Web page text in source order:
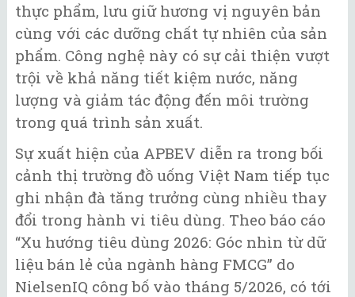
thực phẩm, lưu giữ hương vị nguyên bản
cùng với các dưỡng chất tự nhiên của sản
phẩm. Công nghệ này có sự cải thiện vượt
trội về khả năng tiết kiệm nước, năng
lượng và giảm tác động đến môi trường
trong quá trình sản xuất.
Sự xuất hiện của APBEV diễn ra trong bối
cảnh thị trường đồ uống Việt Nam tiếp tục
ghi nhận đà tăng trưởng cùng nhiều thay
đổi trong hành vi tiêu dùng. Theo báo cáo
“Xu hướng tiêu dùng 2026: Góc nhìn từ dữ
liệu bán lẻ của ngành hàng FMCG” do
NielsenIQ công bố vào tháng 5/2026, có tới